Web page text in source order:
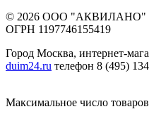
© 2026 ООО "АКВИЛАНО"
ОГРН 1197746155419
Город Москва, интернет-
duim24.ru телефон 8 (495)
Максимальное число